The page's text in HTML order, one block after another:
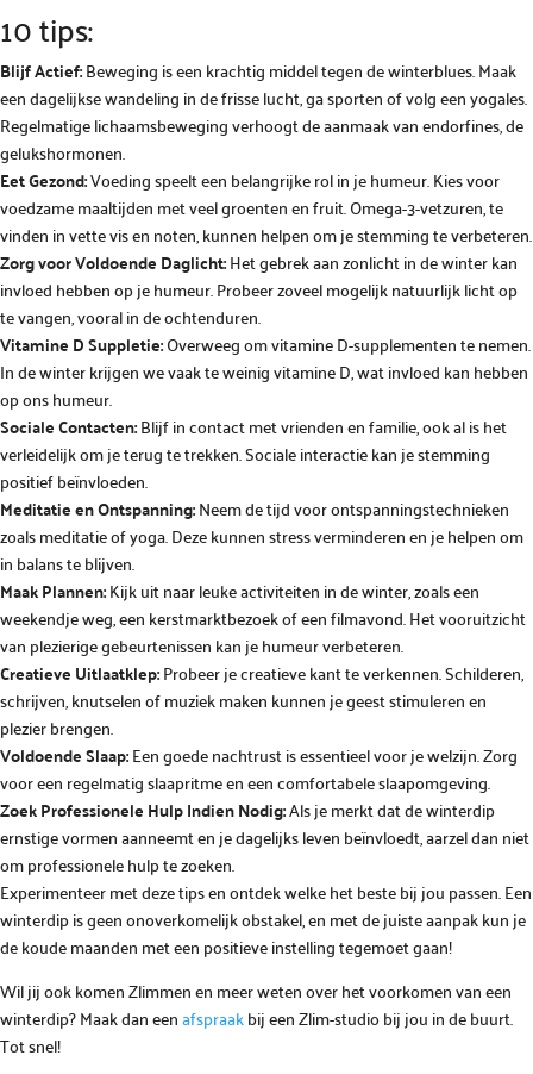
10 tips:
Blijf Actief:Beweging is een krachtig middel tegen de winterblues. Maak
een dagelijkse wandeling in de frisse lucht, ga sporten of volg een yogales.
Regelmatige lichaamsbeweging verhoogt de aanmaak van endorfines, de
gelukshormonen.
Eet Gezond:Voeding speelt een belangrijke rol in je humeur. Kies voor
voedzame maaltijden met veel groenten en fruit. Omega-3-vetzuren, te
vinden in vette vis en noten, kunnen helpen om je stemming te verbeteren.
Zorg voor Voldoende Daglicht:Het gebrek aan zonlicht in de winter kan
invloed hebben op je humeur. Probeer zoveel mogelijk natuurlijk licht op
te vangen, vooral in de ochtenduren.
Vitamine D Suppletie:Overweeg om vitamine D-supplementen te nemen.
In de winter krijgen we vaak te weinig vitamine D, wat invloed kan hebben
op ons humeur.
Sociale Contacten:Blijf in contact met vrienden en familie, ook al is het
verleidelijk om je terug te trekken. Sociale interactie kan je stemming
positief beïnvloeden.
Meditatie en Ontspanning:Neem de tijd voor ontspanningstechnieken
zoals meditatie of yoga. Deze kunnen stress verminderen en je helpen om
in balans te blijven.
Maak Plannen:Kijk uit naar leuke activiteiten in de winter, zoals een
weekendje weg, een kerstmarktbezoek of een filmavond. Het vooruitzicht
van plezierige gebeurtenissen kan je humeur verbeteren.
Creatieve Uitlaatklep:Probeer je creatieve kant te verkennen. Schilderen,
schrijven, knutselen of muziek maken kunnen je geest stimuleren en
plezier brengen.
Voldoende Slaap:Een goede nachtrust is essentieel voor je welzijn. Zorg
voor een regelmatig slaapritme en een comfortabele slaapomgeving.
Zoek Professionele Hulp Indien Nodig:Als je merkt dat de winterdip
ernstige vormen aanneemt en je dagelijks leven beïnvloedt, aarzel dan niet
om professionele hulp te zoeken.
Experimenteer met deze tips en ontdek welke het beste bij jou passen. Een
winterdip is geen onoverkomelijk obstakel, en met de juiste aanpak kun je
de koude maanden met een positieve instelling tegemoet gaan!
Wil jij ook komen Zlimmen en meer weten over het voorkomen van een
winterdip? Maak dan eenafspraakbij een Zlim-studio bij jou in de buurt.
Tot snel!